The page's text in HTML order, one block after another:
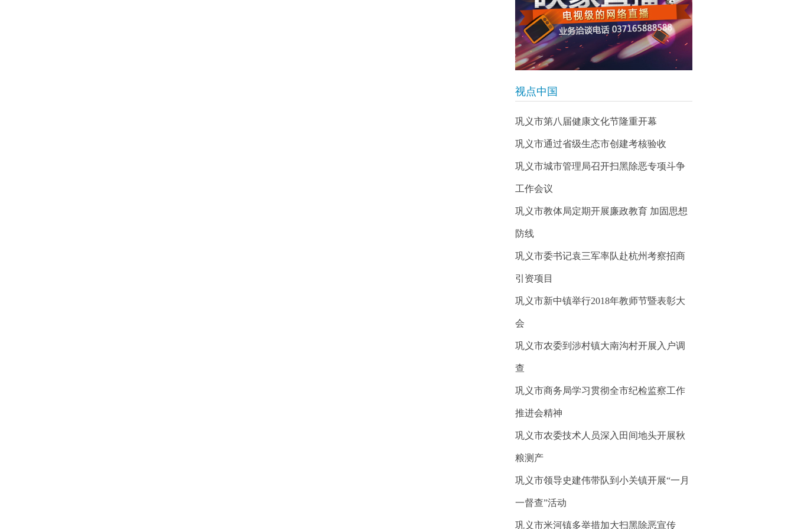
视点中国
巩义市第八届健康文化节隆重开幕
巩义市通过省级生态市创建考核验收
巩义市城市管理局召开扫黑除恶专项斗争
工作会议
巩义市教体局定期开展廉政教育 加固思想
防线
巩义市委书记袁三军率队赴杭州考察招商
引资项目
巩义市新中镇举行2018年教师节暨表彰大
会
巩义市农委到涉村镇大南沟村开展入户调
查
巩义市商务局学习贯彻全市纪检监察工作
推进会精神
巩义市农委技术人员深入田间地头开展秋
粮测产
巩义市领导史建伟带队到小关镇开展“一月
一督查”活动
巩义市米河镇多举措加大扫黑除恶宣传